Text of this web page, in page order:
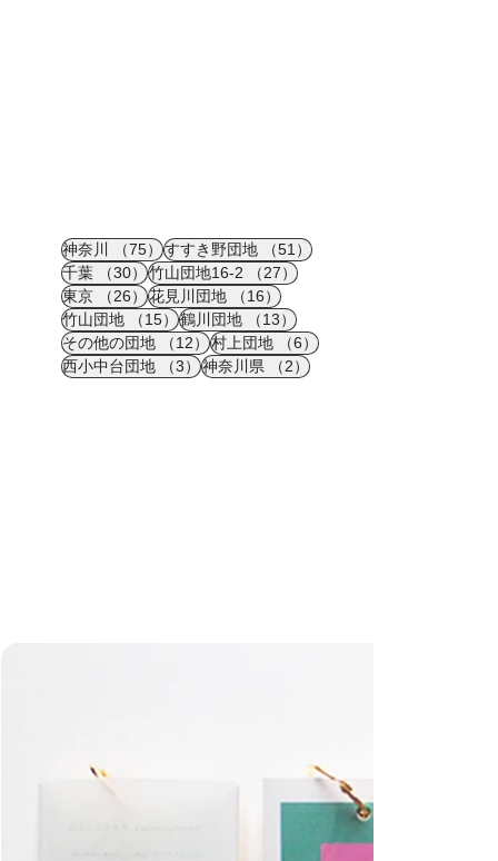
神奈川 （75）75件の記事
すすき野団地 （51）51件の記事
千葉
（30）30件の記事
竹山団地16-2 （27）27件の記事
東京
（26）26件の記事
花見川団地 （16）16件の記事
竹山団地
（15）15件の記事
鶴川団地 （13）13件の記事
その他の団地
（12）12件の記事
村上団地 （6）6件の記事
西小中台団地
（3）3件の記事
神奈川県 （2）2件の記事